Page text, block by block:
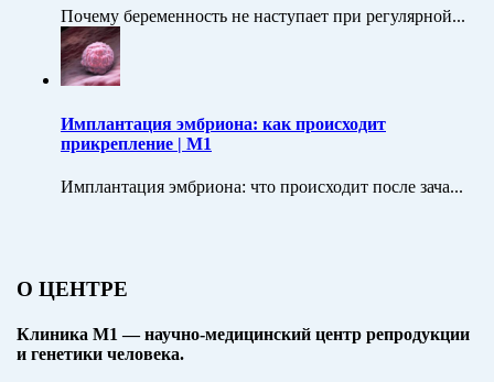
Почему беременность не наступает при регулярной...
Имплантация эмбриона: как происходит
прикрепление | M1
Имплантация эмбриона: что происходит после зача...
О ЦЕНТРЕ
Клиника М1 — научно-медицинский центр репродукции
и генетики человека.